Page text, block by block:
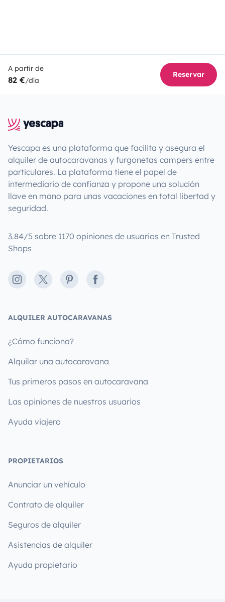
A partir de
82 €/día
Reservar
Yescapa es una plataforma que facilita y asegura el
alquiler de autocaravanas y furgonetas campers entre
particulares. La plataforma tiene el papel de
intermediario de confianza y propone una solución
llave en mano para unas vacaciones en total libertad y
seguridad.
3.84/5 sobre 1170 opiniones de usuarios en Trusted
Shops
Instagram
X PinterestFacebook
ALQUILER AUTOCARAVANAS
¿Cómo funciona?
Alquilar una autocaravana
Tus primeros pasos en autocaravana
Las opiniones de nuestros usuarios
Ayuda viajero
PROPIETARIOS
Anunciar un vehículo
Contrato de alquiler
Seguros de alquiler
Asistencias de alquiler
Ayuda propietario